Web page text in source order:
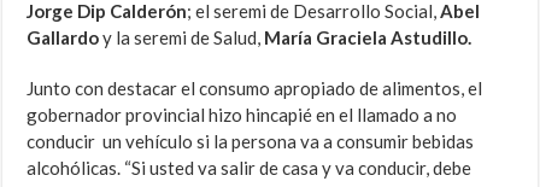
Jorge Dip Calderón; el seremi de Desarrollo Social,Abel
Gallardoy la seremi de Salud, María Graciela Astudillo.
Junto con destacar el consumo apropiado de alimentos, el
gobernador provincial hizo hincapié en el llamado a no
conducir un vehículo si la persona va a consumir bebidas
alcohólicas. “Si usted va salir de casa y va conducir, debe